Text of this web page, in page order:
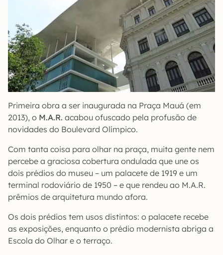
Primeira obra a ser inaugurada na Praça Mauá (em
2013), o M.A.R. acabou ofuscado pela profusão de
novidades do Boulevard Olímpico.
Com tanta coisa para olhar na praça, muita gente nem
percebe a graciosa cobertura ondulada que une os
dois prédios do museu – um palacete de 1919 e um
terminal rodoviário de 1950 – e que rendeu ao M.A.R.
prêmios de arquitetura mundo afora.
Os dois prédios tem usos distintos: o palacete recebe
as exposições, enquanto o prédio modernista abriga a
Escola do Olhar e o terraço.